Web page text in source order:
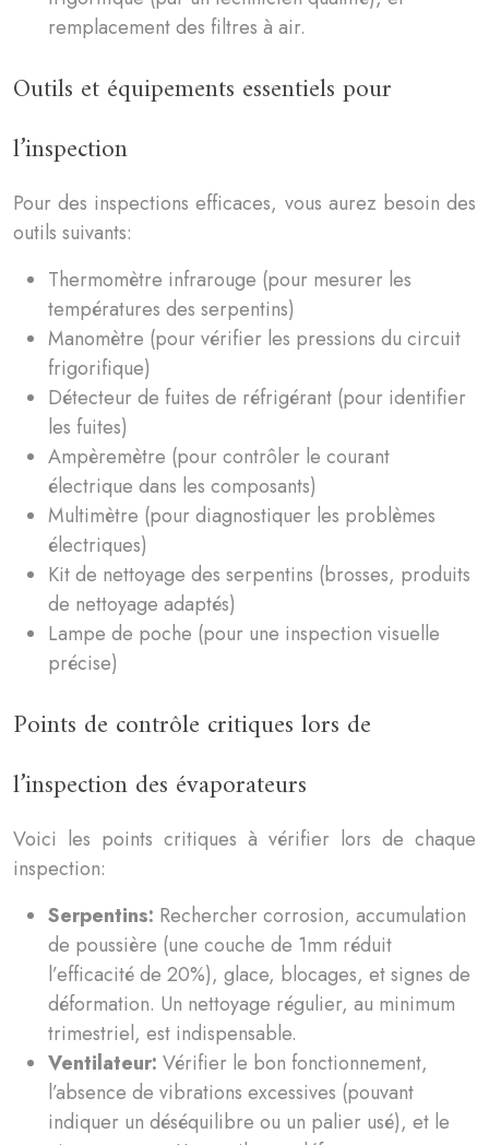
remplacement des filtres à air.
Outils et équipements essentiels pour
l’inspection
Pour des inspections efficaces, vous aurez besoin des
outils suivants:
Thermomètre infrarouge (pour mesurer les
températures des serpentins)
Manomètre (pour vérifier les pressions du circuit
frigorifique)
Détecteur de fuites de réfrigérant (pour identifier
les fuites)
Ampèremètre (pour contrôler le courant
électrique dans les composants)
Multimètre (pour diagnostiquer les problèmes
électriques)
Kit de nettoyage des serpentins (brosses, produits
de nettoyage adaptés)
Lampe de poche (pour une inspection visuelle
précise)
Points de contrôle critiques lors de
l’inspection des évaporateurs
Voici les points critiques à vérifier lors de chaque
inspection:
Serpentins: Rechercher corrosion, accumulation
de poussière (une couche de 1mm réduit
l’efficacité de 20%), glace, blocages, et signes de
déformation. Un nettoyage régulier, au minimum
trimestriel, est indispensable.
Ventilateur: Vérifier le bon fonctionnement,
l’absence de vibrations excessives (pouvant
indiquer un déséquilibre ou un palier usé), et le